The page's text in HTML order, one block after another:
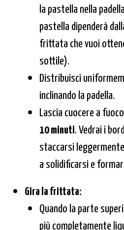
la pastella nella
pastella dipenderà
frittata che vuoi
sottile).
Distribuisci
inclinando la padella.
Lascia cuocere a
10 minuti. Vedrai i
staccarsi
a solidificarsi e
Gira la frittata:
Quando la parte
più completamente